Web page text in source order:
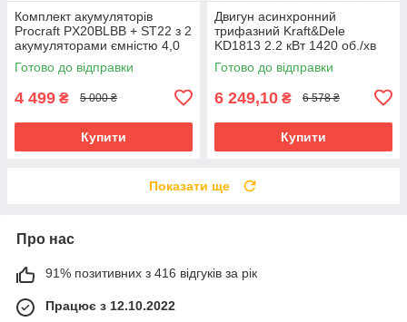
Комплект акумуляторів
Procraft PX20BLBB + ST22 з 2
акумуляторами ємністю 4,0
Аг, зарядним пристроєм та
аксесуарами
Готово до відправки
4 499 ₴ 5 000 ₴
Купити
Двигун асинхронний
трифазний Kraft&Dele
KD1813 2.2 кВт 1420 об./хв
Готово до відправки
6 249,10 ₴ 6 578 ₴
Купити
Показати ще
Про нас
91% позитивних з 416 відгуків за рік
Працює з 12.10.2022